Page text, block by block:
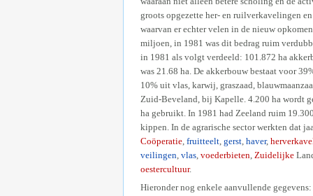
groots opgezette her- en ruilverkavelingen
waarvan er echter velen in de nieuw
miljoen, in 1981 was dit bedrag ruim
in 1981 als volgt verdeeld: 101.872 ha
was 21.68 ha. De akkerbouw bestaat voor
10% uit vlas, karwij, graszaad,
Zuid-Beveland, bij Kapelle. 4.200 ha wordt
ha gebruikt. In 1981 had Zeeland ruim
kippen. In de agrarische sector werkten dat
Coöperatie fruitteelt gerst haver,
veilingen vlas voederbieten Zuidelijke
oestercultuur.
Hieronder nog enkele aanvullende